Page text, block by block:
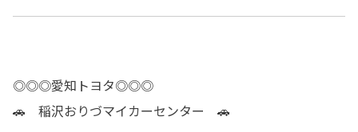
◎◎◎愛知トヨタ◎◎◎
🚗 稲沢おりづマイカーセンター 🚗